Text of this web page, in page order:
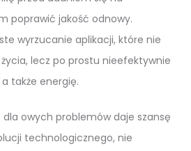
poprawić jakość odnowy.
wyrzucanie aplikacji, które nie
lecz po prostu nieefektywnie
także energię.
owych problemów daje szansę
technologicznego, nie